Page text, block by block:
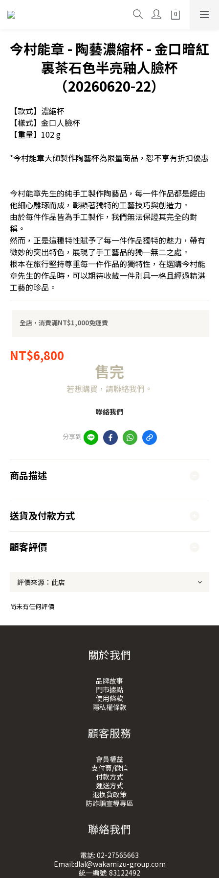
今村能章 - 陶藝濃縮杯 - 金口暗紅
裏茶石色半亮釉人臉杯
（20260620-22）
【款式】濃縮杯
【樣式】金口人臉杯
【重量】102 g
*今村能章大師製作陶藝杯為限量商品，恕不享有折扣優惠
今村能章先生的純手工製作陶藝品，每一件作品都是經由
他細心雕琢而成，彰顯著獨特的工藝技巧與創造力。
由於每件作品皆為手工製作，我們無法保證其完全的對
稱。
然而，正是這種特性賦予了每一件作品獨特的魅力，帶有
微妙的突出特色，展現了手工藝品的獨一無二之處。
根本在旅行堅持尊重每一件作品的獨特性，在選購今村能
章先生的作品時，可以期待收藏一件別具一格且經過精湛
工藝的珍品。
全店，消費滿NT$1,000免運費
NT$6,800
售完
若想購買，請聯絡我們。
聯絡我們
分享到
商品描述
送貨及付款方式
顧客評價
尚未有任何評價
關於我們
品牌故事
門市據點
使用條款
隱私權條款
顧客服務
會員權益
支付寶/微信
付款方式
運送方式
退換貨政策
防詐騙宣導專區
聯絡我們
電話: 02-27565663
Email:dlal@wakamizu-group.com
統一編號: 83122492